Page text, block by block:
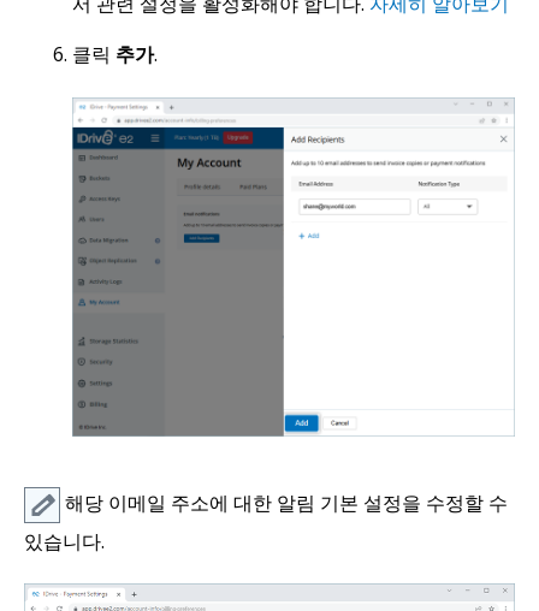
클릭 추가.
해당 이메일 주소에 대한 알림 기본 설정을 수정할 수
있습니다.